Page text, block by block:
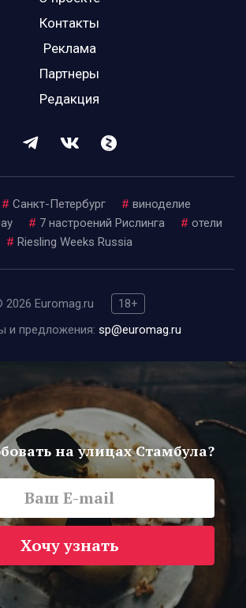
Контакты
Реклама
Партнеры
Редакция
# Санкт-Петербург # виноделие
# 7 настроений Рислинга # отели
# Riesling Weeks Russia
2026 Euromag.ru
18+
и предложения: sp@euromag.ru
на улицах Стамбула?
Хочу узнать